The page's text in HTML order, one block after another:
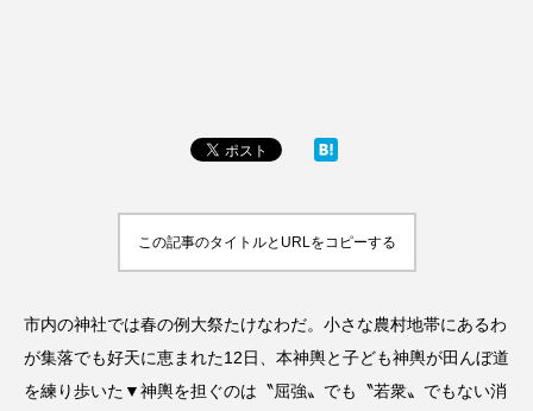
この記事のタイトルとURLをコピーする
市内の神社では春の例大祭たけなわだ。小さな農村地帯にあるわ
が集落でも好天に恵まれた12日、本神輿と子ども神輿が田んぼ道
を練り歩いた▼神輿を担ぐのは〝屈強〟でも〝若衆〟でもない消